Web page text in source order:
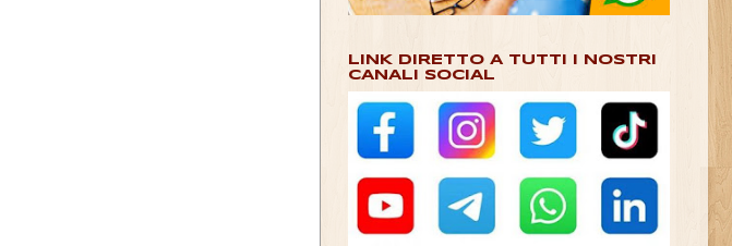
LINK DIRETTO A TUTTI I NOSTRI
CANALI SOCIAL